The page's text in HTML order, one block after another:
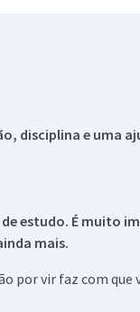
disciplina e uma
estudo. É muito
mais.
por vir faz com que